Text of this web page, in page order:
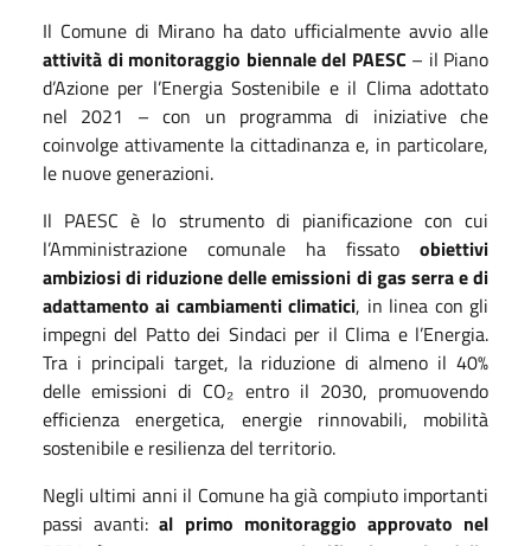
Il Comune di Mirano ha dato ufficialmente avvio alle
attività di monitoraggio biennale del PAESC – il Piano
d’Azione per l’Energia Sostenibile e il Clima adottato
nel 2021 – con un programma di iniziative che
coinvolge attivamente la cittadinanza e, in particolare,
le nuove generazioni.
Il PAESC è lo strumento di pianificazione con cui
l’Amministrazione comunale ha fissato obiettivi
ambiziosi di riduzione delle emissioni di gas serra e di
adattamento ai cambiamenti climatici, in linea con gli
impegni del Patto dei Sindaci per il Clima e l’Energia.
Tra i principali target, la riduzione di almeno il 40%
delle emissioni di CO₂ entro il 2030, promuovendo
efficienza energetica, energie rinnovabili, mobilità
sostenibile e resilienza del territorio.
Negli ultimi anni il Comune ha già compiuto importanti
passi avanti:al primo monitoraggio approvato nel